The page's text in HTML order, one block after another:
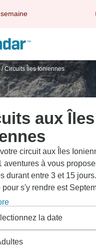
/ Circuits Îles Ioniennes
aux Îles
circuit aux Îles
aventures à vous
durant entre 3 et 15
pour s'y rendre est
compte le plus grand
la date